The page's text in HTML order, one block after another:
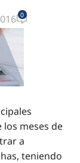
0
meses de
a
teniendo